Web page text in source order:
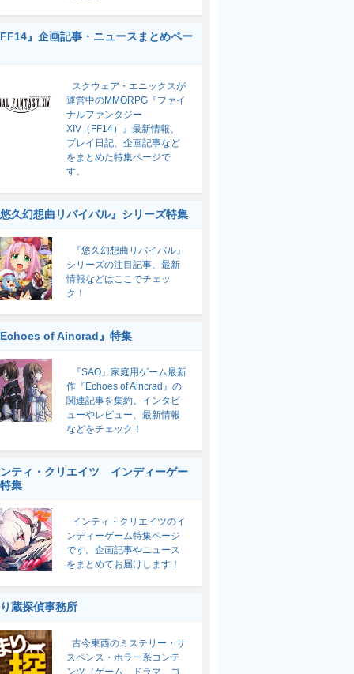
』企画記事・ニュースまとめペー
スクウェア・エニックスが
運営中のMMORPG『ファイ
ナルファンタジー
XIV（FF14）』最新情報、
プレイ日記、企画記事など
をまとめた特集ページで
す。
久幻想曲リバイバル』シリーズ特集
『悠久幻想曲リバイバル』
シリーズの注目記事、最新
情報などはここでチェッ
ク！
of Aincrad』特集
『SAO』家庭用ゲーム最新
作『Echoes of Aincrad』の
関連記事を集約。インタビ
ューやレビュー、最新情報
などをチェック！
ティ・クリエイツ インディーゲー
集
インティ・クリエイツのイ
ンディーゲーム特集ページ
です。企画記事やニュース
をまとめてお届けします！
蔵探偵事務所
古今東西のミステリー・サ
スペンス・ホラー系コンテ
ンツ（ゲーム、ドラマ、コ